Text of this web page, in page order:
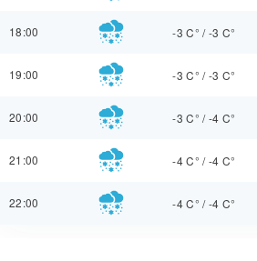
18:00 -3 C° /-3 C°
19:00 -3 C° /-3 C°
20:00 -3 C° /-4 C°
21:00 -4 C° /-4 C°
22:00 -4 C° /-4 C°